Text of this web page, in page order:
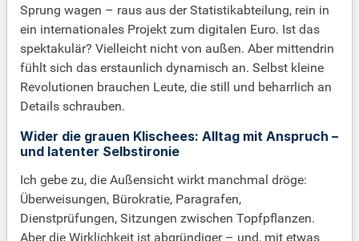
Sprung wagen – raus aus der Statistikabteilung, rein in
ein internationales Projekt zum digitalen Euro. Ist das
spektakulär? Vielleicht nicht von außen. Aber mittendrin
fühlt sich das erstaunlich dynamisch an. Selbst kleine
Revolutionen brauchen Leute, die still und beharrlich an
Details schrauben.
Wider die grauen Klischees: Alltag mit Anspruch –
und latenter Selbstironie
Ich gebe zu, die Außensicht wirkt manchmal dröge:
Überweisungen, Bürokratie, Paragrafen,
Dienstprüfungen, Sitzungen zwischen Topfpflanzen.
Aber die Wirklichkeit ist abgründiger – und, mit etwas